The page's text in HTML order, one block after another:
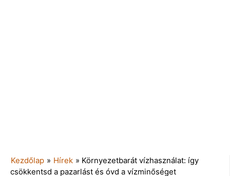
Kezdőlap » Hírek » Környezetbarát vízhasználat: így
csökkentsd a pazarlást és óvd a vízminőséget